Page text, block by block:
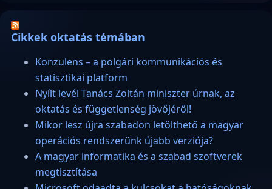
Cikkek oktatás témában
Konzulens – a polgári kommunikációs és
statisztikai platform
Nyílt levél Tanács Zoltán miniszter úrnak, az
oktatás és függetlenség jövőjéről!
Mikor lesz újra szabadon letölthető a magyar
operációs rendszerünk újabb verziója?
A magyar informatika és a szabad szoftverek
megtisztítása